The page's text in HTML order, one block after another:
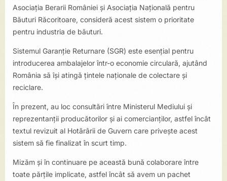
Asociația Berarii României și Asociația Națională pentru
Băuturi Răcoritoare, consideră acest sistem o prioritate
pentru industria de băuturi.
Sistemul Garanție Returnare (SGR) este esențial pentru
introducerea ambalajelor într-o economie circulară, ajutând
România să își atingă țintele naționale de colectare și
reciclare.
În prezent, au loc consultări între Ministerul Mediului și
reprezentanții producătorilor și ai comercianților, astfel încât
textul revizuit al Hotărârii de Guvern care privește acest
sistem să fie finalizat în scurt timp.
Mizăm și în continuare pe această bună colaborare între
toate părțile implicate, astfel încât să avem un pachet